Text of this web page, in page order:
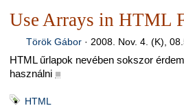
Use Arrays in HTML
Török Gábor· 2008. Nov. 4. (K),
HTML űrlapok nevében sokszor
használni ■
HTML